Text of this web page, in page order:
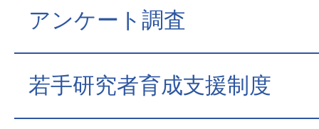
アンケート調査
若手研究者育成支援制度